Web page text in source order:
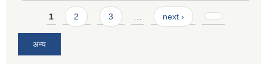
Pages
1 2 3 … next ›
अन्य